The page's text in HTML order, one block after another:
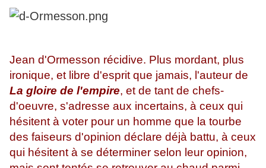
Jean d'Ormesson récidive. Plus mordant, plus
ironique, et libre d'esprit que jamais, l'auteur de
La gloire de l'empire, et de tant de chefs-
d'oeuvre, s'adresse aux incertains, à ceux qui
hésitent à voter pour un homme que la tourbe
des faiseurs d'opinion déclare déjà battu, à ceux
qui hésitent à se déterminer selon leur opinion,